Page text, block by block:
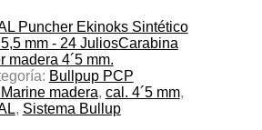
Puncher Ekinoks Sintético
mm - 24 JuliosCarabina
madera 4´5 mm.
Bullpup PCP
madera, cal. 4´5 mm,
, Sistema Bullup